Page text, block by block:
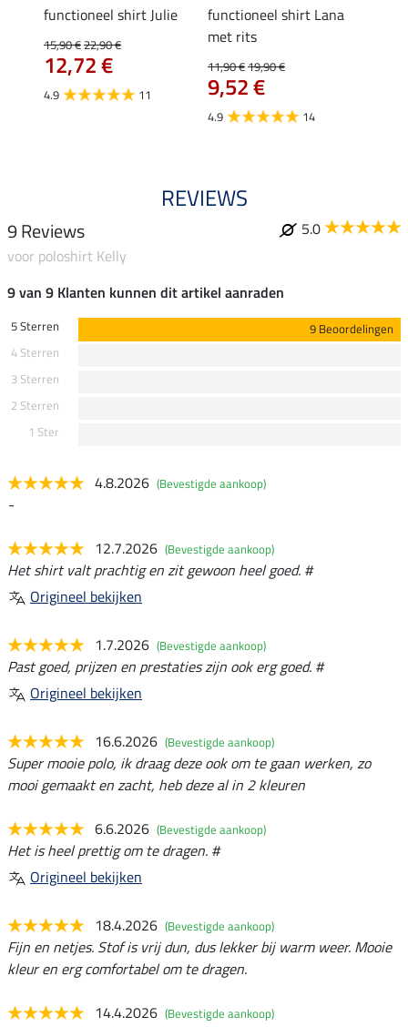
functioneel shirt Julie
15,90 €22,90 €
12,72 €
4.9 11
functioneel shirt Lana
met rits
11,90 €19,90 €
9,52 €
4.9 14
REVIEWS
9 Reviews
5.0
voor poloshirt Kelly
9 van 9 Klanten kunnen dit artikel aanraden
5 Sterren
9 Beoordelingen
4 Sterren
3 Sterren
2 Sterren
1 Ster
4.8.2026 (Bevestigde aankoop)
-
12.7.2026 (Bevestigde aankoop)
Het shirt valt prachtig en zit gewoon heel goed. #
Origineel bekijken
1.7.2026 (Bevestigde aankoop)
Past goed, prijzen en prestaties zijn ook erg goed. #
Origineel bekijken
16.6.2026 (Bevestigde aankoop)
Super mooie polo, ik draag deze ook om te gaan werken, zo
mooi gemaakt en zacht, heb deze al in 2 kleuren
6.6.2026 (Bevestigde aankoop)
Het is heel prettig om te dragen. #
Origineel bekijken
18.4.2026 (Bevestigde aankoop)
Fijn en netjes. Stof is vrij dun, dus lekker bij warm weer. Mooie
kleur en erg comfortabel om te dragen.
14.4.2026 (Bevestigde aankoop)